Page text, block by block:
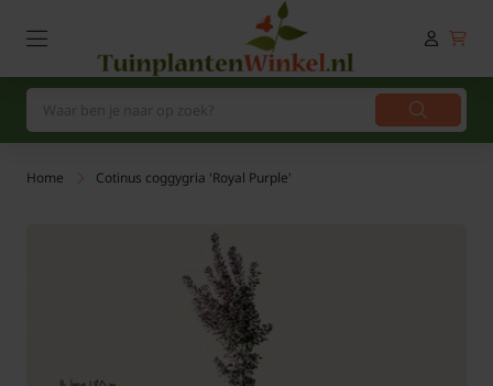
Home Cotinus coggygria 'Royal Purple'